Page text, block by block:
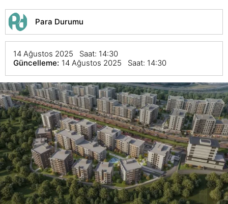
Para Durumu
14 Ağustos 2025 Saat: 14:30
Güncelleme: 14 Ağustos 2025 Saat: 14:30